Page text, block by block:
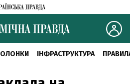
ІНФРАСТРУКТУРА